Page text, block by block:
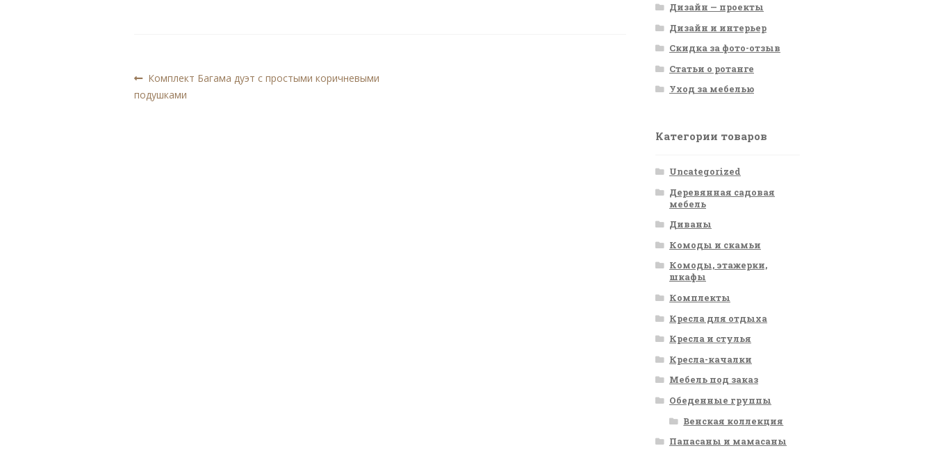
Навигация
по
Предыдущая
запись:
Комплект Багама дуэт с простыми коричневыми
подушками
Дизайн — проекты
Дизайн и интерьер
Скидка за фото-отзыв
Статьи о ротанге
Уход за мебелью
Категории товаров
Uncategorized
Деревянная садовая
мебель
Диваны
Комоды и скамьи
Комоды, этажерки,
шкафы
Комплекты
Кресла для отдыха
Кресла и стулья
Кресла-качалки
Мебель под заказ
Обеденные группы
Венская коллекция
Папасаны и мамасаны